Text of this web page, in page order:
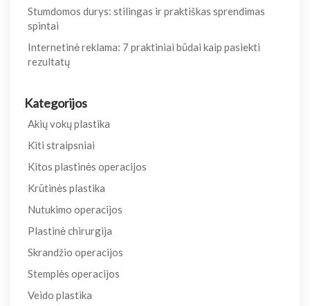
Stumdomos durys: stilingas ir praktiškas sprendimas
spintai
Internetinė reklama: 7 praktiniai būdai kaip pasiekti
rezultatų
Kategorijos
Akių vokų plastika
Kiti straipsniai
Kitos plastinės operacijos
Krūtinės plastika
Nutukimo operacijos
Plastinė chirurgija
Skrandžio operacijos
Stemplės operacijos
Veido plastika